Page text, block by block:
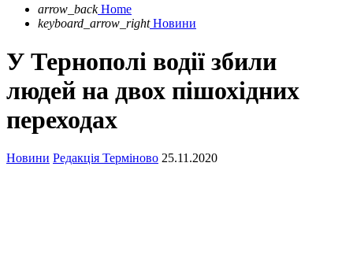
arrow_back Home
keyboard_arrow_right Новини
У Тернополі водії збили
людей на двох пішохідних
переходах
Новини Редакція Терміново 25.11.2020